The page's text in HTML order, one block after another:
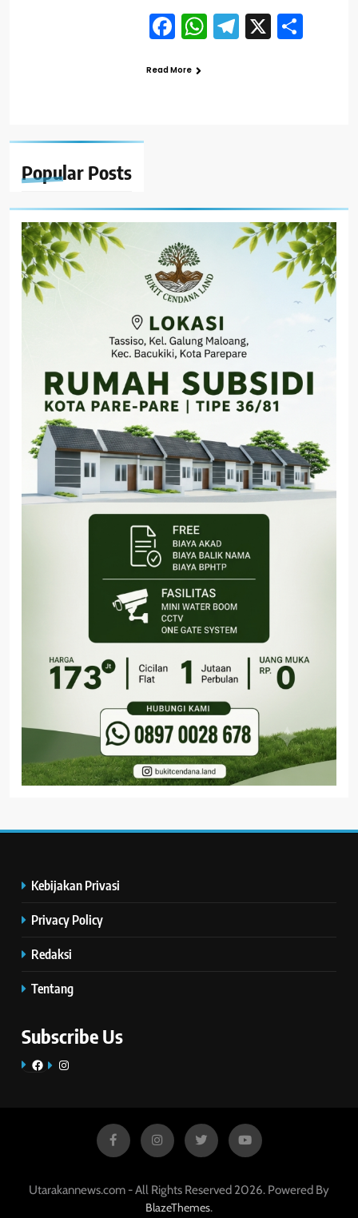
Popular Posts
Facebook
WhatsApp
Telegram
X
Read More
Kebijakan Privasi
Privacy Policy
Redaksi
Tentang
Subscribe Us
FacebookInstagram
Utarakannews.com - All Rights Reserved 2026. Powered By
BlazeThemes.